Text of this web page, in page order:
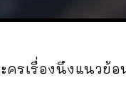
ครเรื่องนึงแนวย้